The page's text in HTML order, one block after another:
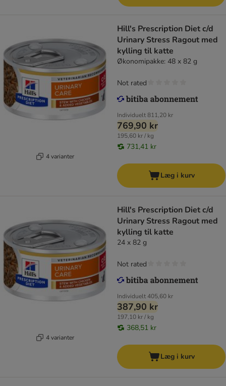
4 varianter
Hill's Prescription Diet c/d
Urinary Stress Ragout med
kylling til katte
Økonomipakke: 48 x 82 g
Individuelt811,20 kr
769,90 kr
195,60 kr / kg
731,41 kr
Not rated
Læg i kurv
4 varianter
Hill's Prescription Diet c/d
Urinary Stress Ragout med
kylling til katte
24 x 82 g
Individuelt405,60 kr
387,90 kr
197,10 kr / kg
368,51 kr
Not rated
Læg i kurv